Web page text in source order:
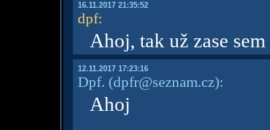
16.11.2017 21:35:52
dpf:
Ahoj, tak už zase
12.11.2017 17:23:16
Dpf. (dpfr@seznam.cz):
Ahoj